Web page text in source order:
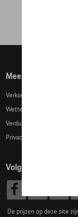
Meer info
Verkoopsvoorwaarden
Wettelijke bepalingen
Verduidelijking
Privacybeleid
Volg Ons
De prijzen op deze site